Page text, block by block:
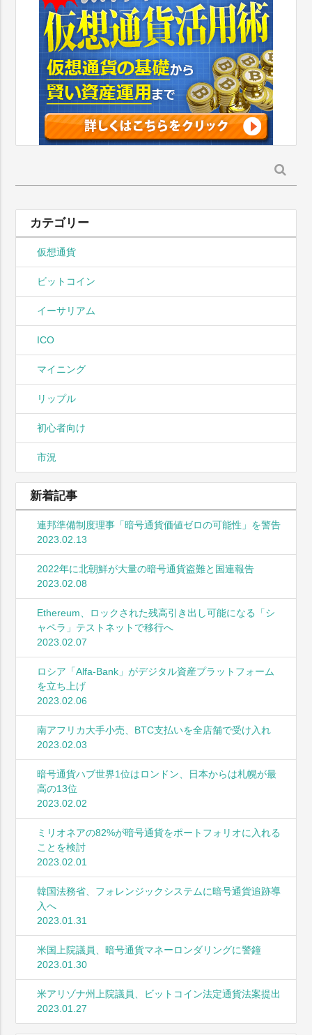
索:
カテゴリー
仮想通貨
ビットコイン
イーサリアム
ICO
マイニング
リップル
初心者向け
市況
新着記事
連邦準備制度理事「暗号通貨価値ゼロの可能性」を警告
2023.02.13
2022年に北朝鮮が大量の暗号通貨盗難と国連報告
2023.02.08
Ethereum、ロックされた残高引き出し可能になる「シ
ャペラ」テストネットで移行へ
2023.02.07
ロシア「Alfa-Bank」がデジタル資産プラットフォーム
を立ち上げ
2023.02.06
南アフリカ大手小売、BTC支払いを全店舗で受け入れ
2023.02.03
暗号通貨ハブ世界1位はロンドン、日本からは札幌が最
高の13位
2023.02.02
ミリオネアの82%が暗号通貨をポートフォリオに入れる
ことを検討
2023.02.01
韓国法務省、フォレンジックシステムに暗号通貨追跡導
入へ
2023.01.31
米国上院議員、暗号通貨マネーロンダリングに警鐘
2023.01.30
米アリゾナ州上院議員、ビットコイン法定通貨法案提出
2023.01.27